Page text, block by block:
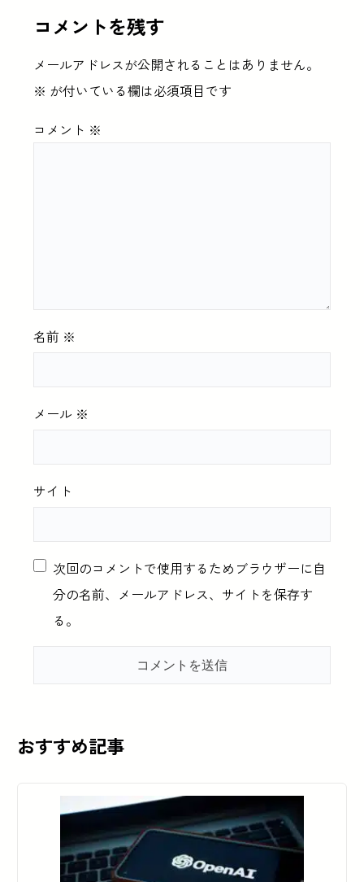
コメントを残す
メールアドレスが公開されることはありません。
※ が付いている欄は必須項目です
コメント ※
名前 ※
メール ※
サイト
次回のコメントで使用するためブラウザーに自
分の名前、メールアドレス、サイトを保存す
る。
おすすめ記事